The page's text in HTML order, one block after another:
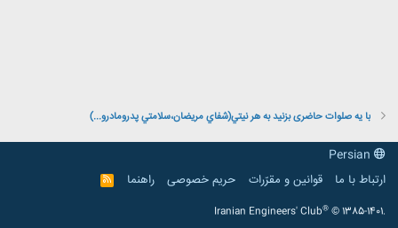
با یه صلوات حاضری بزنید به هر نيتي(شفاي مريضان،سلامتي پدرومادرو...)
ارتباط با ما
قوانین و مقرّرات حریم خصوصی راهنما
R
S
Iranian Engineers' Club® © 1385-1401.